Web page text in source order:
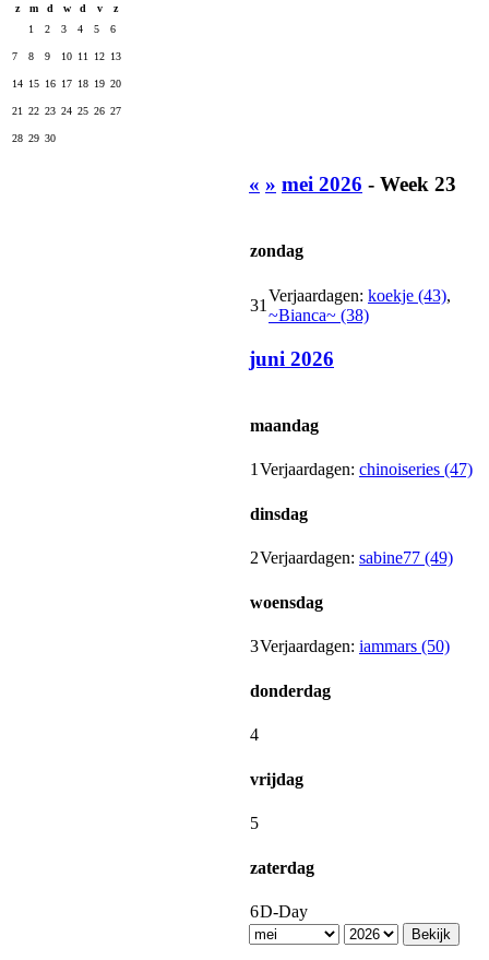
z m d w d v
z
1
2 3 4 5 6
7 8 9 10 11 12 13
14 15 16 17 18 19 20
21 22 23 24 25 26 27
28 29 30
« » mei 2026 - Week 23
zondag
31
Verjaardagen: koekje (43),
~Bianca~ (38)
juni 2026
maandag
1Verjaardagen: chinoiseries (47)
dinsdag
2Verjaardagen: sabine77 (49)
woensdag
3Verjaardagen: iammars (50)
donderdag
4
vrijdag
5
zaterdag
6D-Day